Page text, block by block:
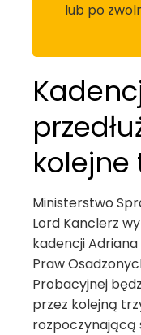
lub po
kolejne
Ministerstwo
Lord Kanclerz
kadencji
Praw
Probacyjnej
przez kolejną
rozpoczynającą